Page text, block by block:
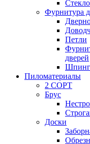
Стекло
Фурнитура
Петли
дверей
Пиломатериалы
2 СОРТ
Брус
Доски